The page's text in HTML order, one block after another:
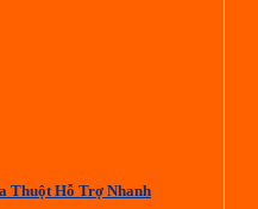
Thuột Hỗ Trợ Nhanh